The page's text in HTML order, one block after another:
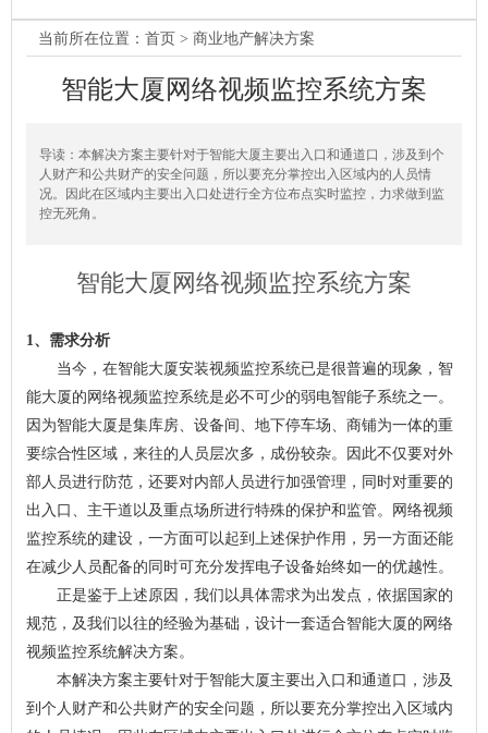
当前所在位置： 首页 > 商业地产解决方案
智能大厦网络视频监控系统方案
导读：本解决方案主要针对于智能大厦主要出入口和通道口，涉及到个
人财产和公共财产的安全问题，所以要充分掌控出入区域内的人员情
况。因此在区域内主要出入口处进行全方位布点实时监控，力求做到监
控无死角。
智能大厦网络视频监控系统方案
1、需求分析
当今，在智能大厦安装视频监控系统已是很普遍的现象，智
能大厦的网络视频监控系统是必不可少的弱电智能子系统之一。
因为智能大厦是集库房、设备间、地下停车场、商铺为一体的重
要综合性区域，来往的人员层次多，成份较杂。因此不仅要对外
部人员进行防范，还要对内部人员进行加强管理，同时对重要的
出入口、主干道以及重点场所进行特殊的保护和监管。网络视频
监控系统的建设，一方面可以起到上述保护作用，另一方面还能
在减少人员配备的同时可充分发挥电子设备始终如一的优越性。
正是鉴于上述原因，我们以具体需求为出发点，依据国家的
规范，及我们以往的经验为基础，设计一套适合智能大厦的网络
视频监控系统解决方案。
本解决方案主要针对于智能大厦主要出入口和通道口，涉及
到个人财产和公共财产的安全问题，所以要充分掌控出入区域内